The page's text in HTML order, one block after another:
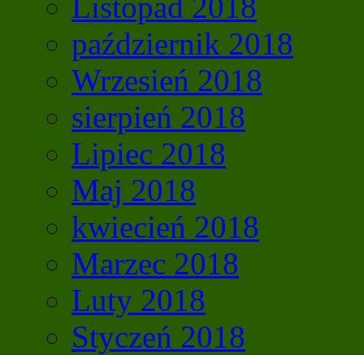
październik 2018
Wrzesień 2018
sierpień 2018
Lipiec 2018
Maj 2018
kwiecień 2018
Marzec 2018
Luty 2018
Styczeń 2018